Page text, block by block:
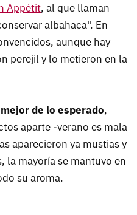
Appétit, al que llaman
albahaca". En
aunque hay
perejil y lo metieron en la
de lo esperado,
aparte -verano es mala
aparecieron ya mustias y
la mayoría se mantuvo en
su aroma.